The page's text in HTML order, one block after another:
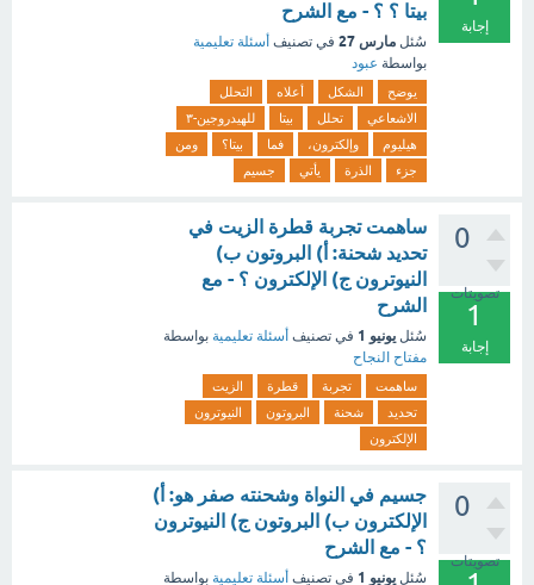
إجابة
بيتا ؟ ؟ - مع الشرح
سُئل مارس 27 في تصنيف أسئلة تعليمية
بواسطة عبود
يوضح الشكل أعلاه
التحلل
الاشعاعي
تحلل بيتا
للهيدروجين-٣
هيليوم
وإلكترون، فما بيتا؟
ومن
جزء
الذرة يأتي جسيم
0
تصويتات
1
إجابة
ساهمت تجربة قطرة الزيت في
تحديد شحنة: أ) البروتون ب)
النيوترون ج) الإلكترون ؟ - مع
الشرح
سُئل يونيو 1 في تصنيف أسئلة تعليمية بواسطة
مفتاح النجاح
ساهمت تجربة قطرة
الزيت
تحديد
شحنة البروتون
النيوترون
الإلكترون
0
تصويتات
جسيم في النواة وشحنته صفر هو: أ)
الإلكترون ب) البروتون ج) النيوترون
؟ - مع الشرح
سُئل يونيو 1 في تصنيف أسئلة تعليمية بواسطة